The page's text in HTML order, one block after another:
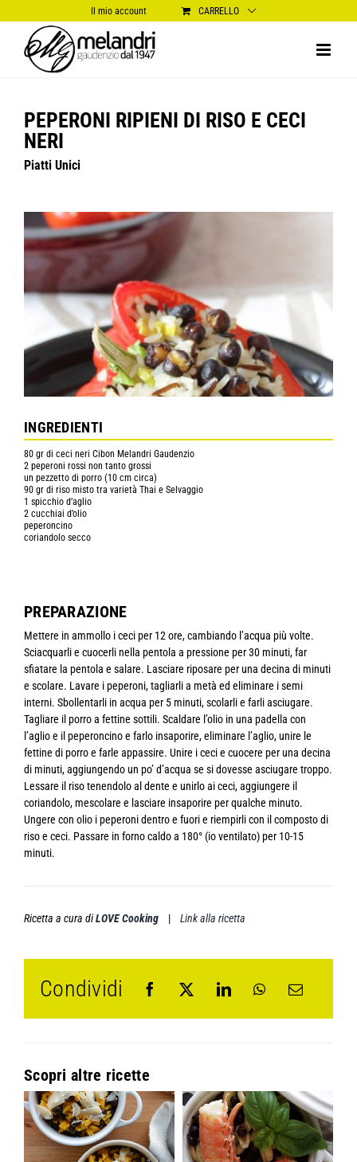
al
contenuto
Il mio account CARRELLO
PEPERONI RIPIENI DI RISO E CECI
NERI
Piatti Unici
INGREDIENTI
80 gr di ceci neri Cibon Melandri Gaudenzio
2 peperoni rossi non tanto grossi
un pezzetto di porro (10 cm circa)
90 gr di riso misto tra varietà Thai e Selvaggio
1 spicchio d’aglio
2 cucchiai d’olio
peperoncino
coriandolo secco
PREPARAZIONE
Mettere in ammollo i ceci per 12 ore, cambiando l’acqua più volte.
Sciacquarli e cuocerli nella pentola a pressione per 30 minuti, far
sfiatare la pentola e salare. Lasciare riposare per una decina di minuti
e scolare. Lavare i peperoni, tagliarli a metà ed eliminare i semi
interni. Sbollentarli in acqua per 5 minuti, scolarli e farli asciugare.
Tagliare il porro a fettine sottili. Scaldare l’olio in una padella con
l’aglio e il peperoncino e farlo insaporire, eliminare l’aglio, unire le
fettine di porro e farle appassire. Unire i ceci e cuocere per una decina
di minuti, aggiungendo un po’ d’acqua se si dovesse asciugare troppo.
Lessare il riso tenendolo al dente e unirlo ai ceci, aggiungere il
coriandolo, mescolare e lasciare insaporire per qualche minuto.
Ungere con olio i peperoni dentro e fuori e riempirli con il composto di
riso e ceci. Passare in forno caldo a 180° (io ventilato) per 10-15
minuti.
Ricetta a cura diLOVE Cooking| Link alla ricetta
Condividi
Scopri altre ricette